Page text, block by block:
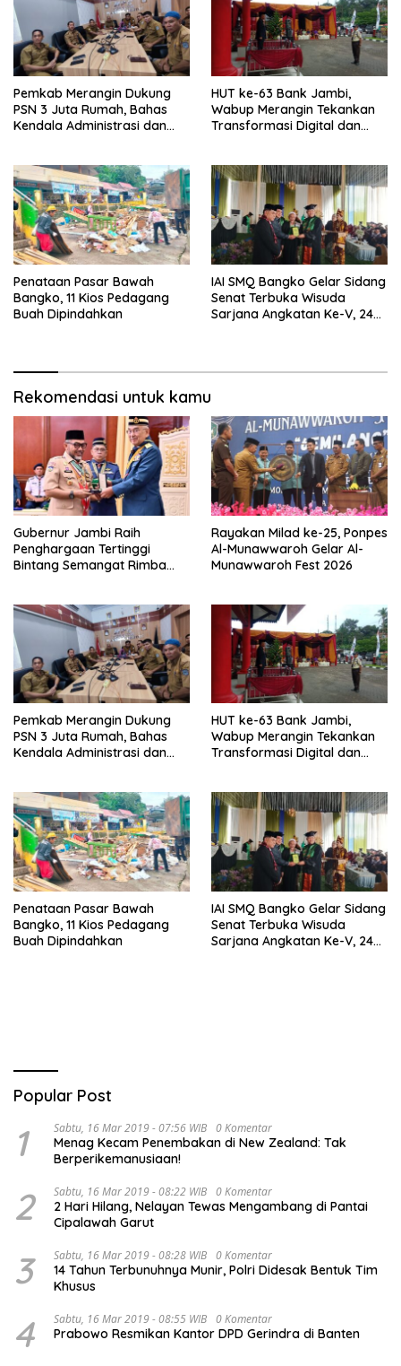
Pemkab Merangin Dukung
PSN 3 Juta Rumah, Bahas
Kendala Administrasi dan
HUT ke-63 Bank Jambi,
Wabup Merangin Tekankan
Transformasi Digital dan
Penataan Pasar Bawah
Bangko, 11 Kios Pedagang
Buah Dipindahkan
IAI SMQ Bangko Gelar Sidang
Senat Terbuka Wisuda
Sarjana Angkatan Ke-V, 243
Rekomendasi untuk kamu
Gubernur Jambi Raih
Penghargaan Tertinggi
Bintang Semangat Rimba
Rayakan Milad ke-25, Ponpes
Al-Munawwaroh Gelar Al-
Munawwaroh Fest 2026
Pemkab Merangin Dukung
PSN 3 Juta Rumah, Bahas
Kendala Administrasi dan
HUT ke-63 Bank Jambi,
Wabup Merangin Tekankan
Transformasi Digital dan
Penataan Pasar Bawah
Bangko, 11 Kios Pedagang
Buah Dipindahkan
IAI SMQ Bangko Gelar Sidang
Senat Terbuka Wisuda
Sarjana Angkatan Ke-V, 243
Popular Post
1 Sabtu, 16 Mar 2019 - 07:56 WIB 0 Komentar
Menag Kecam Penembakan di New Zealand: Tak
Berperikemanusiaan!
2 Sabtu, 16 Mar 2019 - 08:22 WIB 0 Komentar
2 Hari Hilang, Nelayan Tewas Mengambang di Pantai
Cipalawah Garut
3 Sabtu, 16 Mar 2019 - 08:28 WIB 0 Komentar
14 Tahun Terbunuhnya Munir, Polri Didesak Bentuk Tim
Khusus
4 Sabtu, 16 Mar 2019 - 08:55 WIB 0 Komentar
Prabowo Resmikan Kantor DPD Gerindra di Banten